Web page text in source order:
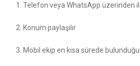
Telefon veya WhatsApp üzerinden
Konum paylaşılır
Mobil ekip en kısa sürede